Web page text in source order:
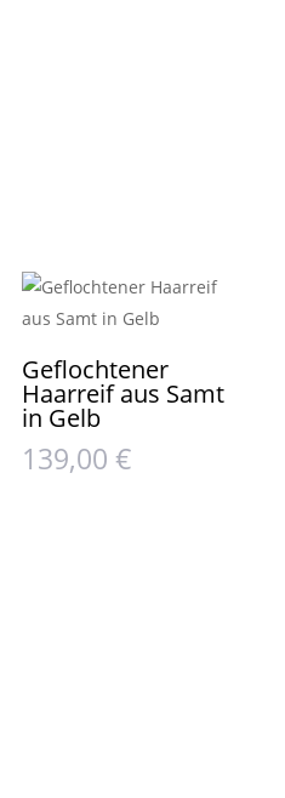
Geflochtener
Haarreif aus Samt
in Gelb
139,00€